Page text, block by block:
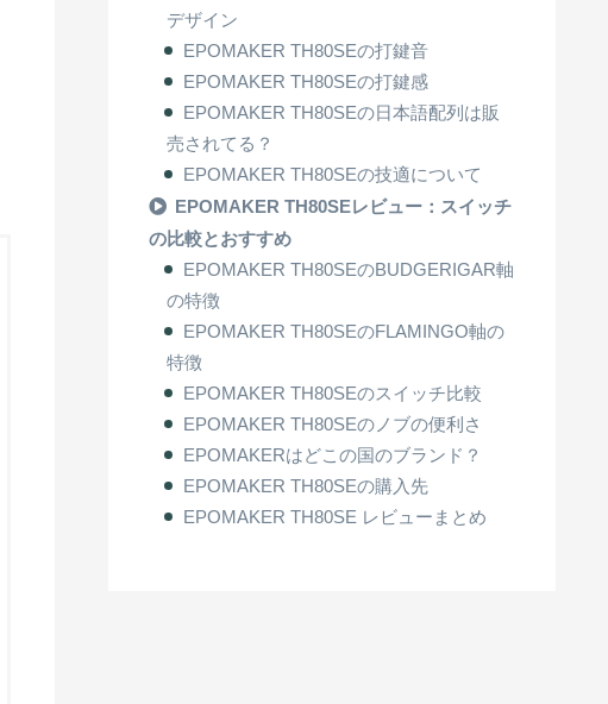
デザイン
EPOMAKER TH80SEの打鍵音
EPOMAKER TH80SEの打鍵感
EPOMAKER TH80SEの日本語配列は販
売されてる？
EPOMAKER TH80SEの技適について
EPOMAKER TH80SEレビュー：スイッチ
の比較とおすすめ
EPOMAKER TH80SEのBUDGERIGAR軸
の特徴
EPOMAKER TH80SEのFLAMINGO軸の
特徴
EPOMAKER TH80SEのスイッチ比較
EPOMAKER TH80SEのノブの便利さ
EPOMAKERはどこの国のブランド？
EPOMAKER TH80SEの購入先
EPOMAKER TH80SE レビューまとめ